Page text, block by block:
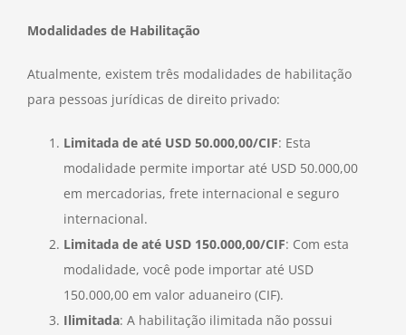
Modalidades de Habilitação
Atualmente, existem três modalidades de habilitação
para pessoas jurídicas de direito privado:
Limitada de até USD 50.000,00/CIF: Esta
modalidade permite importar até USD 50.000,00
em mercadorias, frete internacional e seguro
internacional.
Limitada de até USD 150.000,00/CIF: Com esta
modalidade, você pode importar até USD
150.000,00 em valor aduaneiro (CIF).
Ilimitada: A habilitação ilimitada não possui